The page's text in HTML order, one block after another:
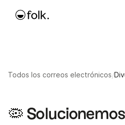
Todos los correos electrónicos/
🦠